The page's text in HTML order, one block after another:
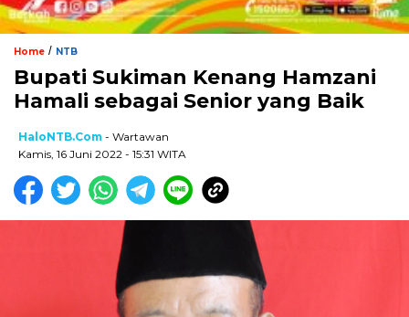
Home / NTB
Bupati Sukiman Kenang Hamzani
Hamali sebagai Senior yang Baik
HaloNTB.com - Wartawan
Kamis, 16 Juni 2022 - 15:31 WITA